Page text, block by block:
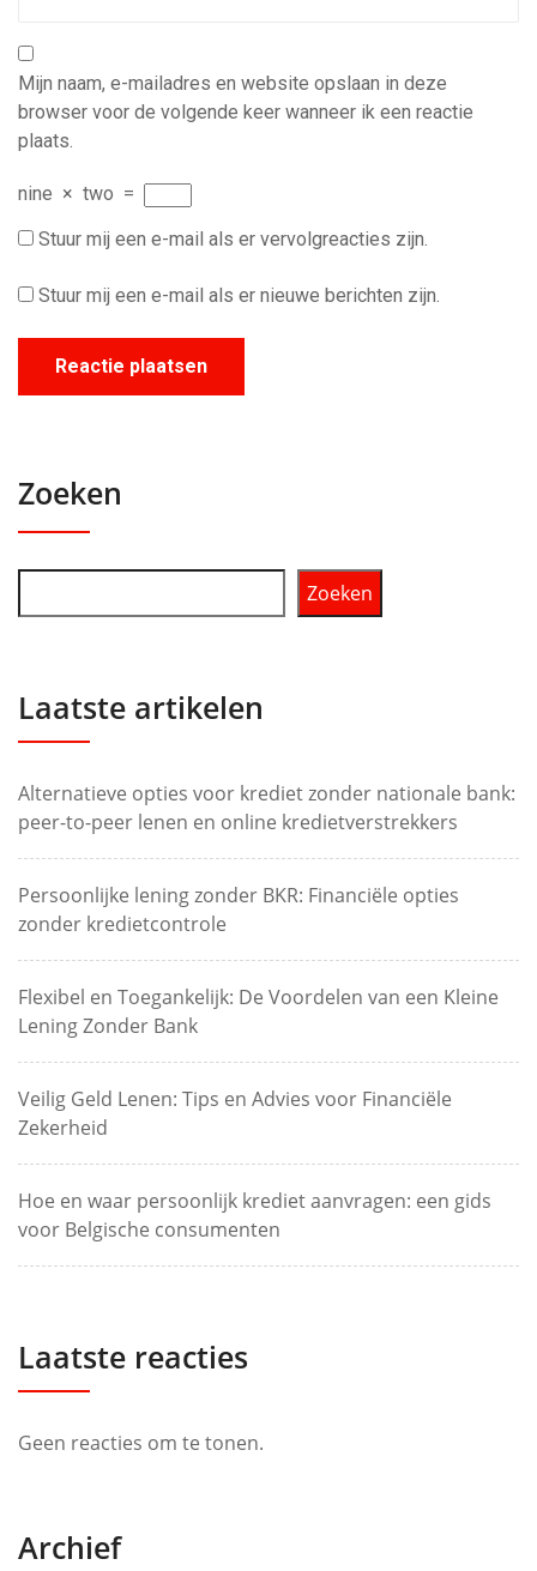
Mijn naam, e-mailadres en website opslaan in deze
browser voor de volgende keer wanneer ik een reactie
plaats.
nine × two =
Stuur mij een e-mail als er vervolgreacties zijn.
Stuur mij een e-mail als er nieuwe berichten zijn.
Zoeken
Zoeken
Laatste artikelen
Alternatieve opties voor krediet zonder nationale bank:
peer-to-peer lenen en online kredietverstrekkers
Persoonlijke lening zonder BKR: Financiële opties
zonder kredietcontrole
Flexibel en Toegankelijk: De Voordelen van een Kleine
Lening Zonder Bank
Veilig Geld Lenen: Tips en Advies voor Financiële
Zekerheid
Hoe en waar persoonlijk krediet aanvragen: een gids
voor Belgische consumenten
Laatste reacties
Geen reacties om te tonen.
Archief